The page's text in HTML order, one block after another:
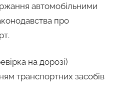
автомобільними
про
на дорозі)
транспортних засобів